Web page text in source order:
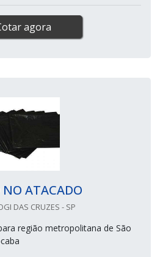
agora
NO ATACADO
DAS CRUZES - SP
região metropolitana de São